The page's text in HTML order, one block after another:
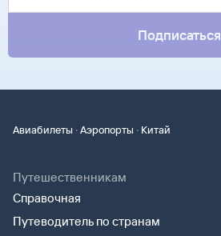
Подписаться
Авиабилеты ·Аэропорты · Китай
Путешественникам
Справочная
Путеводитель по странам